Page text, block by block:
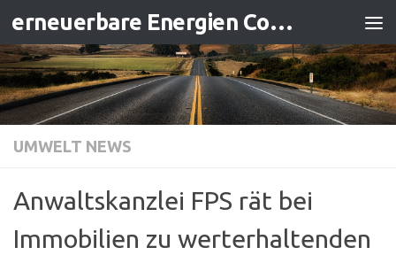
Zum Inhalt springen erneuerbare Energien Contracting
UMWELT NEWS
Anwaltskanzlei FPS rät bei
Immobilien zu werterhaltenden